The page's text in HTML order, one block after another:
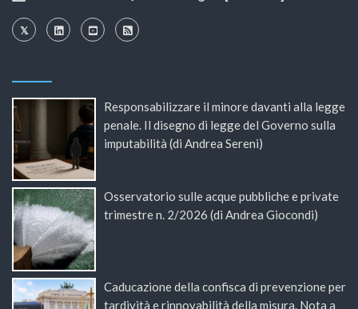
Responsabilizzare il minore davanti alla legge
penale. Il disegno di legge del Governo sulla
imputabilità (di Andrea Sereni)
Osservatorio sulle acque pubbliche e private
trimestre n. 2/2026 (di Andrea Giocondi)
Caducazione della confisca di prevenzione per
tardività e rinnovabilità della misura. Nota a